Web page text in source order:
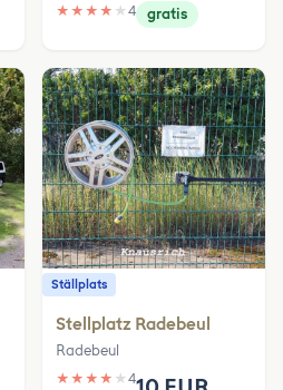
★ ★ ★ ★ ★ 4 gratis
Ställplats
Stellplatz Radebeul
Radebeul
★ ★ ★ ★ ★ 4